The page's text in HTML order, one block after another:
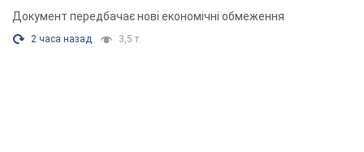
Документ передбачає нові економічні обмеження
2 часа назад 3,5 т.